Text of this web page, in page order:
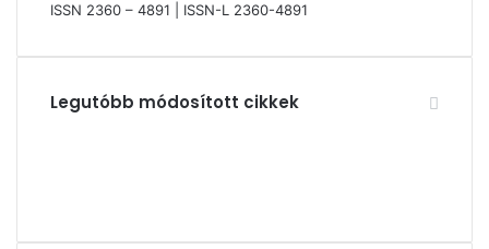
ISSN 2360 – 4891 | ISSN-L 2360-4891
Legutóbb módosított cikkek